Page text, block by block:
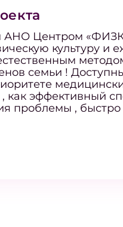
АНО Центром
культуру и
семьи !
, как эффективный
проблемы ,